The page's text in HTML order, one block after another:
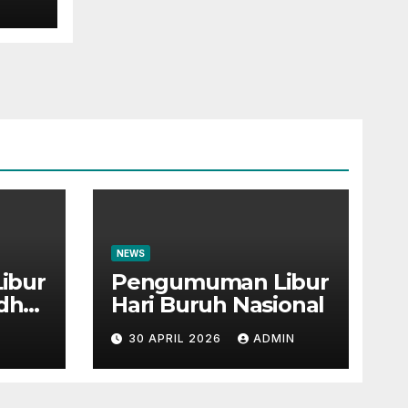
NEWS
Pengumuman Libur
Hari Buruh Nasional
30 APRIL 2026 ADMIN